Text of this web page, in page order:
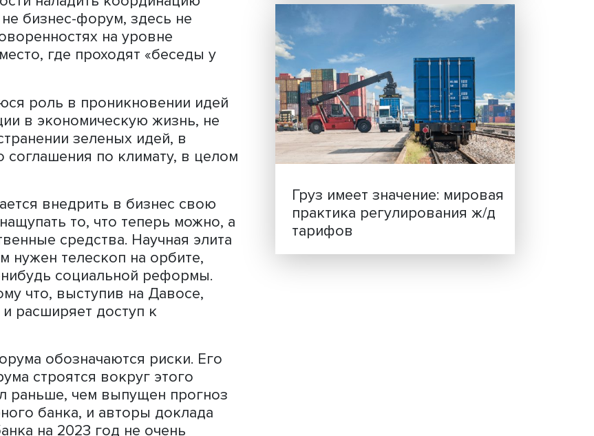
Фази (Thomas Fazi), где он утверждает,
решений от демократии. Также давно
деловая элита сговаривается и
в Давосе повестку дня, которая
формально записанными в
выигравших выборы в своих
Это не то место, где
же принимают политики. Но не надо и
наладить координацию
Это не бизнес-форум, здесь не
договоренностях на уровне
место, где проходят «беседы у
роль в проникновении идей
в экономическую жизнь, не
зеленых идей, в
соглашения по климату, в целом
Индивидуальные и
ценности: в ЦенСИБ
завершилась летняя